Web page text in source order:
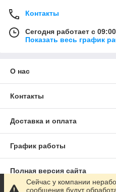
Контакты
Сегодня работает с
Показать весь график
О нас
Контакты
Доставка и оплата
График работы
Полная версия сайта
Сейчас у компании
сообщения будут